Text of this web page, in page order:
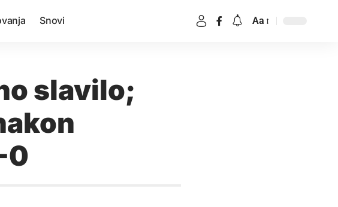
Snovi Aa
slavilo;
0